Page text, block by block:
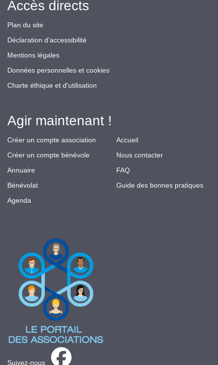
Suivez-nous
Accès directs
Plan du site
Déclaration d’accessibilité
Mentions légales
Données personnelles et cookies
Charte éthique et d'utilisation
Agir maintenant !
Créer un compte association
Créer un compte bénévole
Annuaire
Bénévolat
Agenda
Accueil
Nous contacter
FAQ
Guide des bonnes pratiques